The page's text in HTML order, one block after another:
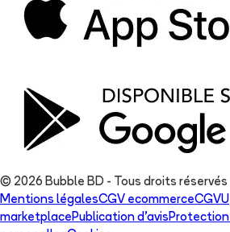
© 2026 Bubble BD - Tous droits réservés
Mentions légalesCGV ecommerceCGVU
marketplacePublication d'avisProtection